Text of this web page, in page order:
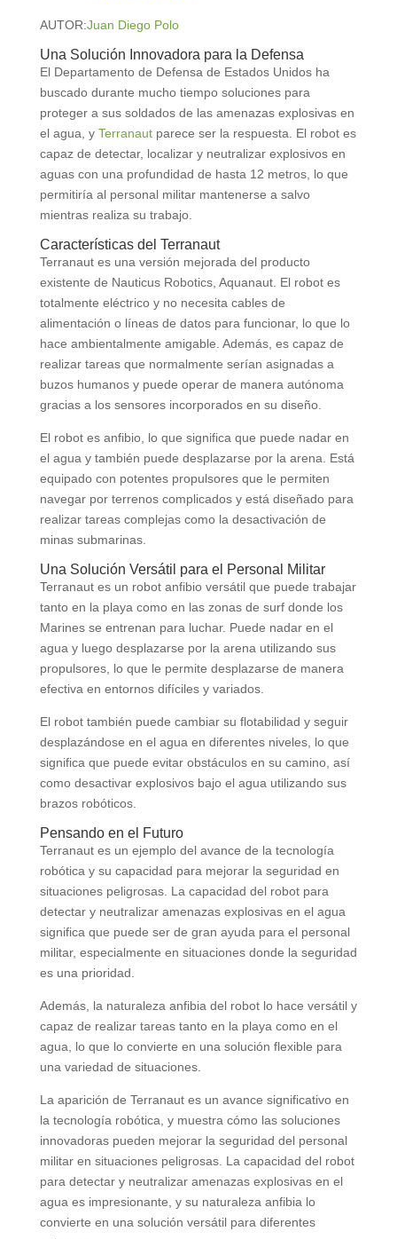
AUTOR:Juan Diego Polo
Una Solución Innovadora para la Defensa
El Departamento de Defensa de Estados Unidos ha
buscado durante mucho tiempo soluciones para
proteger a sus soldados de las amenazas explosivas en
el agua, y Terranautparece ser la respuesta. El robot es
capaz de detectar, localizar y neutralizar explosivos en
aguas con una profundidad de hasta 12 metros, lo que
permitiría al personal militar mantenerse a salvo
mientras realiza su trabajo.
Características del Terranaut
Terranaut es una versión mejorada del producto
existente de Nauticus Robotics, Aquanaut. El robot es
totalmente eléctrico y no necesita cables de
alimentación o líneas de datos para funcionar, lo que lo
hace ambientalmente amigable. Además, es capaz de
realizar tareas que normalmente serían asignadas a
buzos humanos y puede operar de manera autónoma
gracias a los sensores incorporados en su diseño.
El robot es anfibio, lo que significa que puede nadar en
el agua y también puede desplazarse por la arena. Está
equipado con potentes propulsores que le permiten
navegar por terrenos complicados y está diseñado para
realizar tareas complejas como la desactivación de
minas submarinas.
Una Solución Versátil para el Personal Militar
Terranaut es un robot anfibio versátil que puede trabajar
tanto en la playa como en las zonas de surf donde los
Marines se entrenan para luchar. Puede nadar en el
agua y luego desplazarse por la arena utilizando sus
propulsores, lo que le permite desplazarse de manera
efectiva en entornos difíciles y variados.
El robot también puede cambiar su flotabilidad y seguir
desplazándose en el agua en diferentes niveles, lo que
significa que puede evitar obstáculos en su camino, así
como desactivar explosivos bajo el agua utilizando sus
brazos robóticos.
Pensando en el Futuro
Terranaut es un ejemplo del avance de la tecnología
robótica y su capacidad para mejorar la seguridad en
situaciones peligrosas. La capacidad del robot para
detectar y neutralizar amenazas explosivas en el agua
significa que puede ser de gran ayuda para el personal
militar, especialmente en situaciones donde la seguridad
es una prioridad.
Además, la naturaleza anfibia del robot lo hace versátil y
capaz de realizar tareas tanto en la playa como en el
agua, lo que lo convierte en una solución flexible para
una variedad de situaciones.
La aparición de Terranaut es un avance significativo en
la tecnología robótica, y muestra cómo las soluciones
innovadoras pueden mejorar la seguridad del personal
militar en situaciones peligrosas. La capacidad del robot
para detectar y neutralizar amenazas explosivas en el
agua es impresionante, y su naturaleza anfibia lo
convierte en una solución versátil para diferentes